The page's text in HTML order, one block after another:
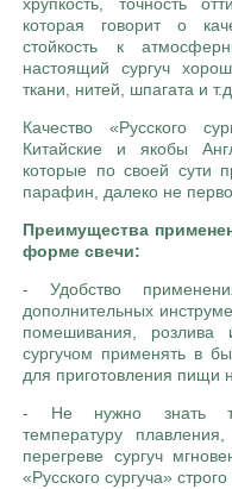
хрупкость, точность
которая говорит о
стойкость к
настоящий сургуч
ткани, нитей, шпагата и
Качество «Русского
Китайские и якобы
которые по своей сути
парафин, далеко не
Преимущества
форме свечи:
- Удобство
дополнительных
помешивания,
сургучом применять в
для приготовления пищи
- Не нужно знать
температуру
перегреве сургуч
«Русского сургуча»